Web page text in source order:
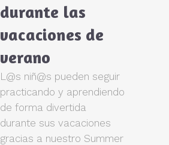
durante las
vacaciones de
verano
L@s niñ@s pueden seguir
practicando y aprendiendo
de forma divertida
durante sus vacaciones
gracias a nuestro Summer